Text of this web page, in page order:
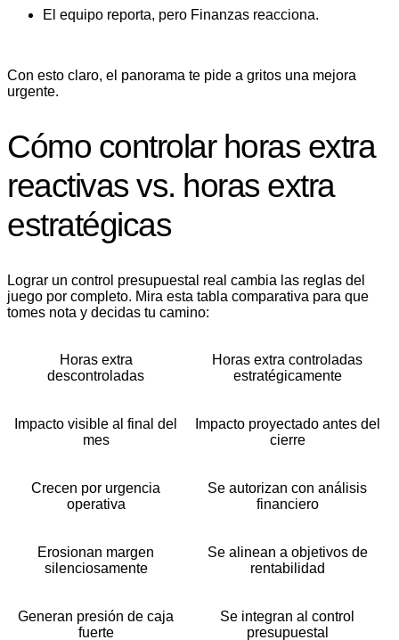
El equipo reporta, pero Finanzas reacciona.
Con esto claro, el panorama te pide a gritos una mejora
urgente.
Cómo controlar horas extra
reactivas vs. horas extra
estratégicas
Lograr un control presupuestal real cambia las reglas del
juego por completo. Mira esta tabla comparativa para que
tomes nota y decidas tu camino:
Horas extra
descontroladas
Horas extra controladas
estratégicamente
Impacto visible al final del
mes
Impacto proyectado antes del
cierre
Crecen por urgencia
operativa
Se autorizan con análisis
financiero
Erosionan margen
silenciosamente
Se alinean a objetivos de
rentabilidad
Generan presión de caja
fuerte
Se integran al control
presupuestal